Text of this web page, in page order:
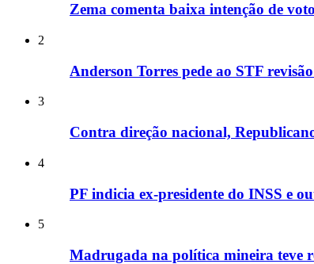
Zema comenta baixa intenção de
2
Anderson Torres pede ao STF
3
Contra direção nacional,
4
PF indicia ex-presidente do INSS e
5
Madrugada na política mineira teve